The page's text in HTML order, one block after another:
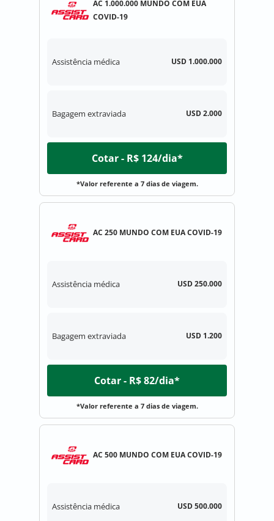
AC 1.000.000 MUNDO COM EUA
COVID-19
Assistência médica USD 1.000.000
Bagagem extraviada USD 2.000
Cotar - R$ 124/dia*
*Valor referente a 7 dias de viagem.
AC 250 MUNDO COM EUA COVID-19
Assistência médica USD 250.000
Bagagem extraviada USD 1.200
Cotar - R$ 82/dia*
*Valor referente a 7 dias de viagem.
AC 500 MUNDO COM EUA COVID-19
Assistência médica USD 500.000